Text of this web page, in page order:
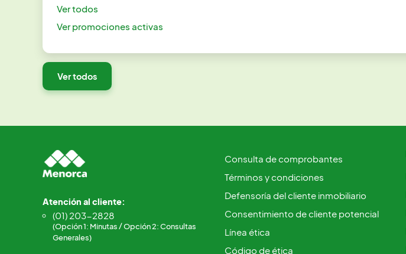
Ver todos
Ver promociones activas
Ver todos
Atención al cliente:
(01) 203-2828
(Opción 1: Minutas / Opción 2: Consultas
Generales)
Consulta de comprobantes
Términos y condiciones
Defensoría del cliente inmobiliario
Consentimiento de cliente potencial
Línea ética
Código de ética